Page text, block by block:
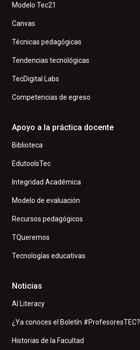
Modelo Tec21
Canvas
Técnicas pedagógicas
Tendencias tecnológicas
TecDigital Labs
Competencias de egreso
Apoyo a la práctica docente
Biblioteca
EdutoolsTec
Integridad Académica
Modelo de evaluación
Recursos pedagógicos
TQueremos
Tecnologías educativas
Noticias
AI Literacy
¿Ya conoces el Boletín #ProfesoresTEC?
Historias de la Facultad